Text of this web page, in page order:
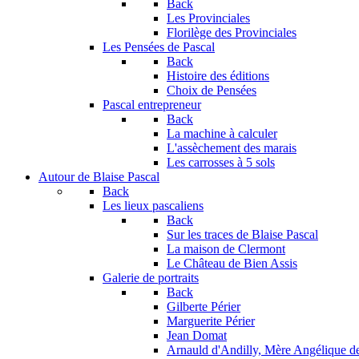
Back
Les Provinciales
Florilège des Provinciales
Les Pensées de Pascal
Back
Histoire des éditions
Choix de Pensées
Pascal entrepreneur
Back
La machine à calculer
L'assèchement des marais
Les carrosses à 5 sols
Autour de Blaise Pascal
Back
Les lieux pascaliens
Back
Sur les traces de Blaise Pascal
La maison de Clermont
Le Château de Bien Assis
Galerie de portraits
Back
Gilberte Périer
Marguerite Périer
Jean Domat
Arnauld d'Andilly, Mère Angélique